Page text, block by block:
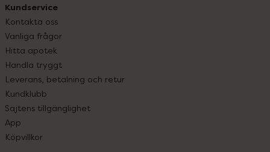
Kundservice
Kontakta oss
Vanliga frågor
Hitta apotek
Handla tryggt
Leverans, betalning och retur
Kundklubb
Sajtens tillgänglighet
App
Köpvillkor